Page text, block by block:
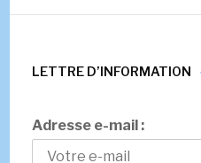
LETTRE D’INFORMATION
Adresse e-mail :